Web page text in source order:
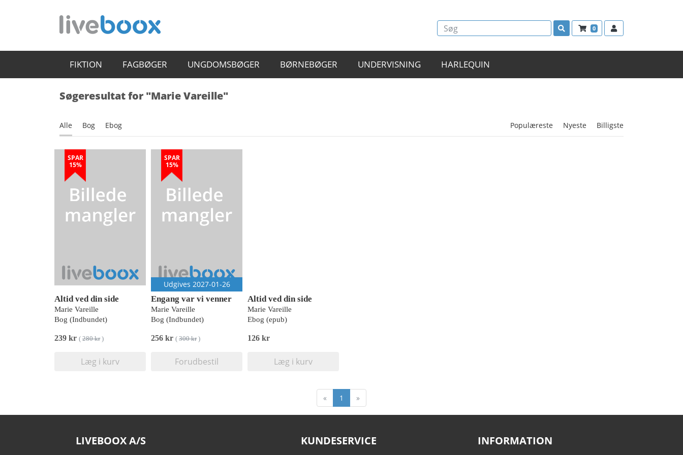
0
FIKTION FAGBØGER UNGDOMSBØGER BØRNEBØGER UNDERVISNING HARLEQUIN
Søgeresultat for "Marie Vareille"
Alle Bog Ebog Populæreste Nyeste Billigste
SPAR
15%
Altid ved din side
Marie Vareille
Bog (Indbundet)
239 kr ( 280 kr)
Læg i kurv
SPAR
15%
Udgives 2027-01-26
Engang var vi venner
Marie Vareille
Bog (Indbundet)
256 kr ( 300 kr)
Forudbestil
Altid ved din side
Marie Vareille
Ebog (epub)
126 kr
Læg i kurv
« 1 »
LIVEBOOX A/S KUNDESERVICE INFORMATION